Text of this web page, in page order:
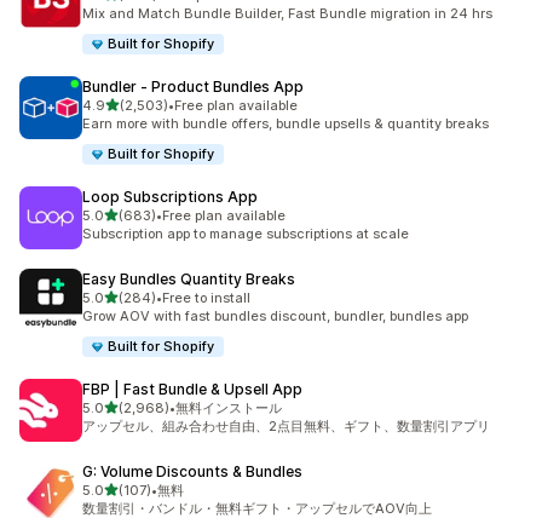
Mix and Match Bundle Builder, Fast Bundle migration in 24 hrs
Built for Shopify
Bundler ‑ Product Bundles App
4.95つ星中
(2,503)
合計レビュー数：2503件
•Free plan available
Earn more with bundle offers, bundle upsells & quantity breaks
Built for Shopify
Loop Subscriptions App
5.05つ星中
(683)
合計レビュー数：683件
•Free plan available
Subscription app to manage subscriptions at scale
Easy Bundles Quantity Breaks
5.05つ星中
(284)
合計レビュー数：284件
•Free to install
Grow AOV with fast bundles discount, bundler, bundles app
Built for Shopify
FBP | Fast Bundle & Upsell App
5.05つ星中
(2,968)
合計レビュー数：2968件
•無料インストール
アップセル、組み合わせ自由、2点目無料、ギフト、数量割引アプリ
G: Volume Discounts & Bundles
5.05つ星中
(107)
合計レビュー数：107件
•無料
数量割引・バンドル・無料ギフト・アップセルでAOV向上